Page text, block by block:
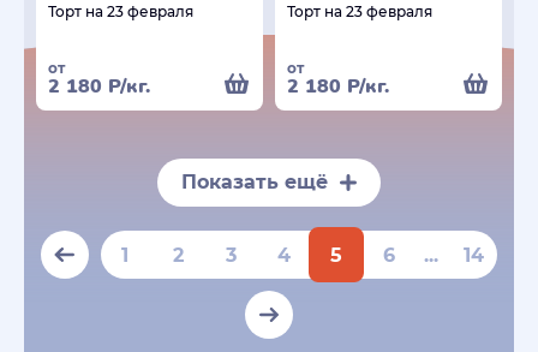
Торт на 23 февраля
от
2 180 Р/кг.
Торт на 23 февраля
от
2 180 Р/кг.
Показать ещё
1 2 3 4 5 6 ... 14